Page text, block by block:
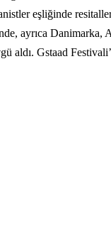
eşliğinde
ayrıca Danimarka,
Gstaad